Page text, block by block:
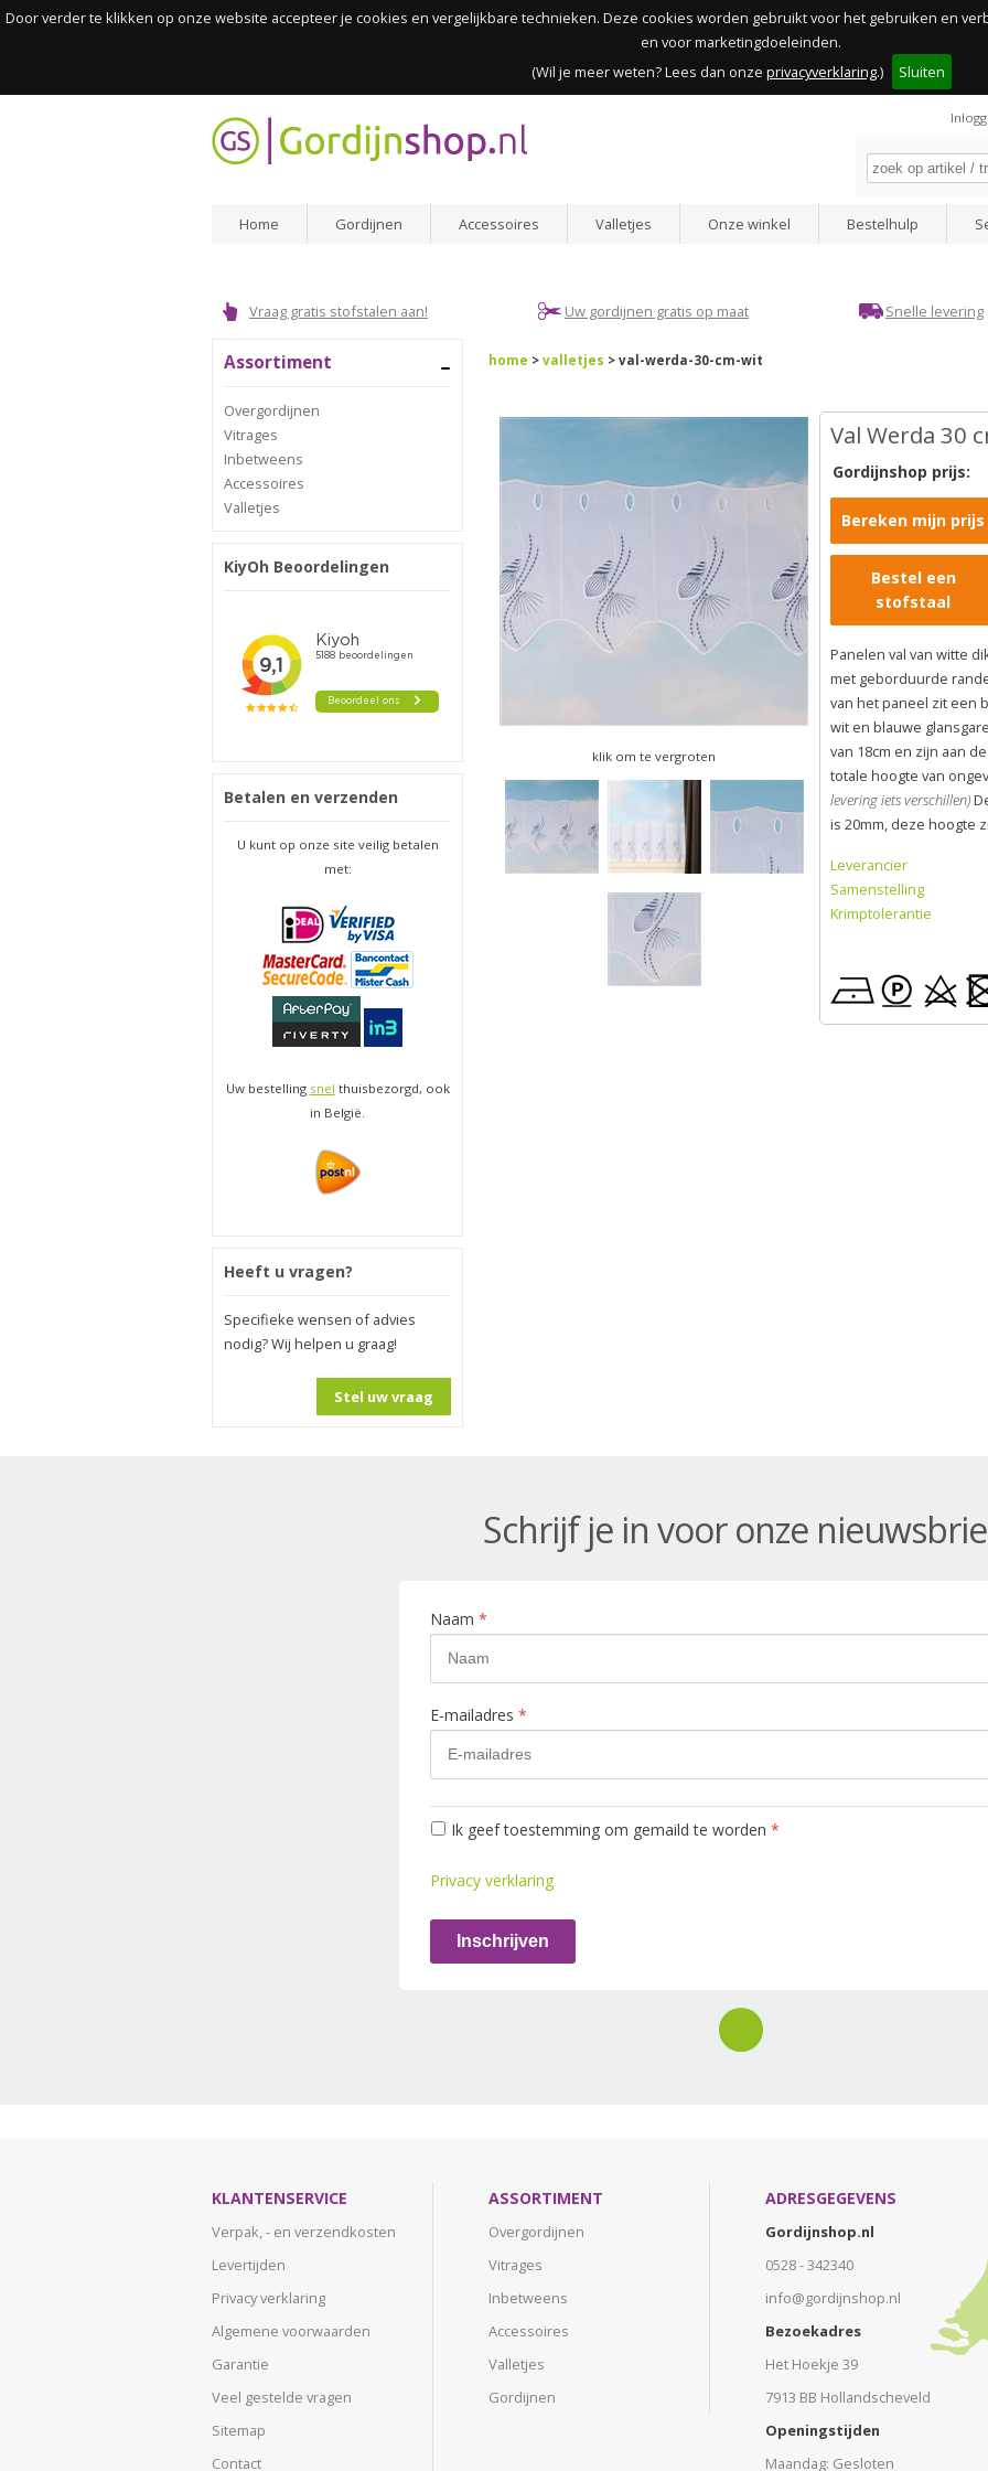
Door verder te klikken op onze website accepteer je cookies en vergelijkbare technieken. Deze cookies worden gebruikt voor het gebruiken en
en voor marketingdoeleinden.
(Wil je meer weten? Lees dan onze privacyverklaring.) Sluiten
Home Gordijnen Accessoires Valletjes Onze winkel Bestelhulp
Vraag gratis stofstalen aan! Uw gordijnen gratis op maat Snelle levering
Assortiment
Overgordijnen
Vitrages
Inbetweens
Accessoires
Valletjes
KiyOh Beoordelingen
Betalen en verzenden
U kunt op onze site veilig betalen
met:
Uw bestelling snel thuisbezorgd, ook
in België.
Heeft u vragen?
Specifieke wensen of advies
nodig? Wij helpen u graag!
Stel uw vraag
home > valletjes > val-werda-30-cm-wit
klik om te vergroten
Val Werda 30
Gordijnshop prijs:
Bereken mijn prijs
Bestel een
stofstaal
Panelen val van witte
met geborduurde
van het paneel zit een
wit en blauwe
van 18cm en zijn aan
totale hoogte van
levering iets verschillen)
is 20mm, deze hoogte
Leverancier
Samenstelling
Krimptolerantie
Schrijf je in voor onze
Naam *
E-mailadres *
Ik geef toestemming om gemaild te worden *
Privacy verklaring
Inschrijven
KLANTENSERVICE
Verpak, - en verzendkosten
Levertijden
Privacy verklaring
Algemene voorwaarden
Garantie
Veel gestelde vragen
Sitemap
Contact
ASSORTIMENT
Overgordijnen
Vitrages
Inbetweens
Accessoires
Valletjes
Gordijnen
ADRESGEGEVENS
Gordijnshop.nl
0528 - 342340
info@gordijnshop.nl
Bezoekadres
Het Hoekje 39
7913 BB Hollandscheveld
Openingstijden
Maandag: Gesloten